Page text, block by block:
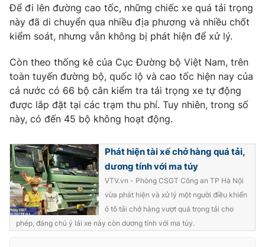
THỜI BÁO VTV
Theo dõi báo trên
Cơ quan báo chí:Thời báo VTV
Giấy phép hoạt động báo in và báo điện tử số 483/GP-BTTTT
cấp ngày 29/12/2023
Tổng Biên tập:Vũ Thanh Thủy
Phó Tổng Biên tập:Nguyễn Thị Mỹ Hạnh, Phạm Quốc Thắng,
Nguyễn Trọng Ninh
Để đi lên đường cao tốc, những chiếc xe quá tải trọng
này đã di chuyển qua nhiều địa phương và nhiều chốt
kiểm soát, nhưng vẫn không bị phát hiện để xử lý.
Còn theo thống kê của Cục Đường bộ Việt Nam, trên
toàn tuyến đường bộ, quốc lộ và cao tốc hiện nay của
cả nước có 66 bộ cân kiểm tra tải trọng xe tự động
được lắp đặt tại các trạm thu phí. Tuy nhiên, trong số
này, có đến 45 bộ không hoạt động.
Phát hiện tài xế chở hàng quá tải,
dương tính với ma túy
VTV.vn - Phòng CSGT Công an TP Hà Nội
vừa phát hiện và xử lý một người điều khiển
ô tô tải chở hàng vượt quá trọng tải cho
phép, đáng chú ý lái xe này còn dương tính với ma túy.